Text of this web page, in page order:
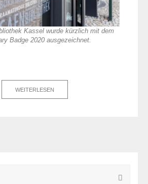
Kassel wurde kürzlich mit dem
Badge 2020 ausgezeichnet.
WEITERLESEN